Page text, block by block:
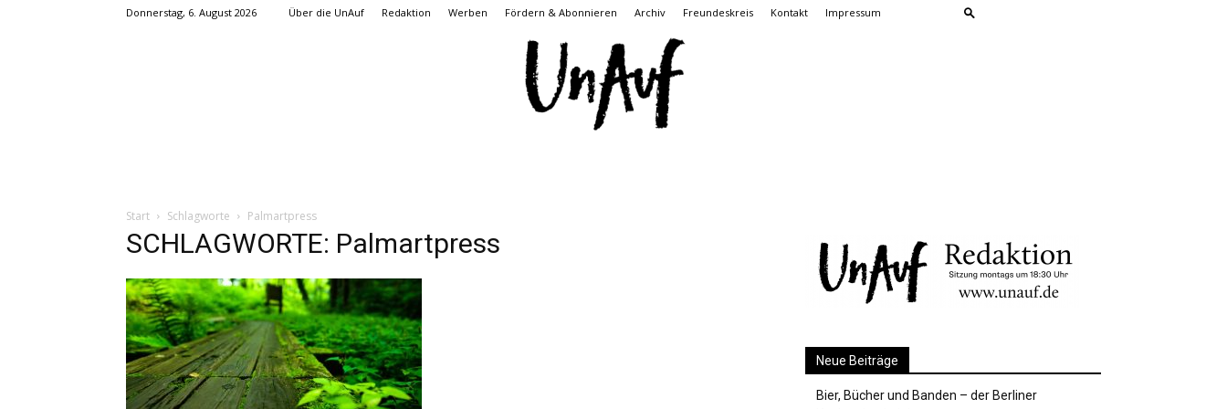
Donnerstag, 6. August 2026 Über die UnAuf Redaktion Werben Fördern & Abonnieren Archiv Freundeskreis Kontakt Impressum
Start Schlagworte Palmartpress
SCHLAGWORTE: Palmartpress
Neue Beiträge
Bier, Bücher und Banden – der Berliner